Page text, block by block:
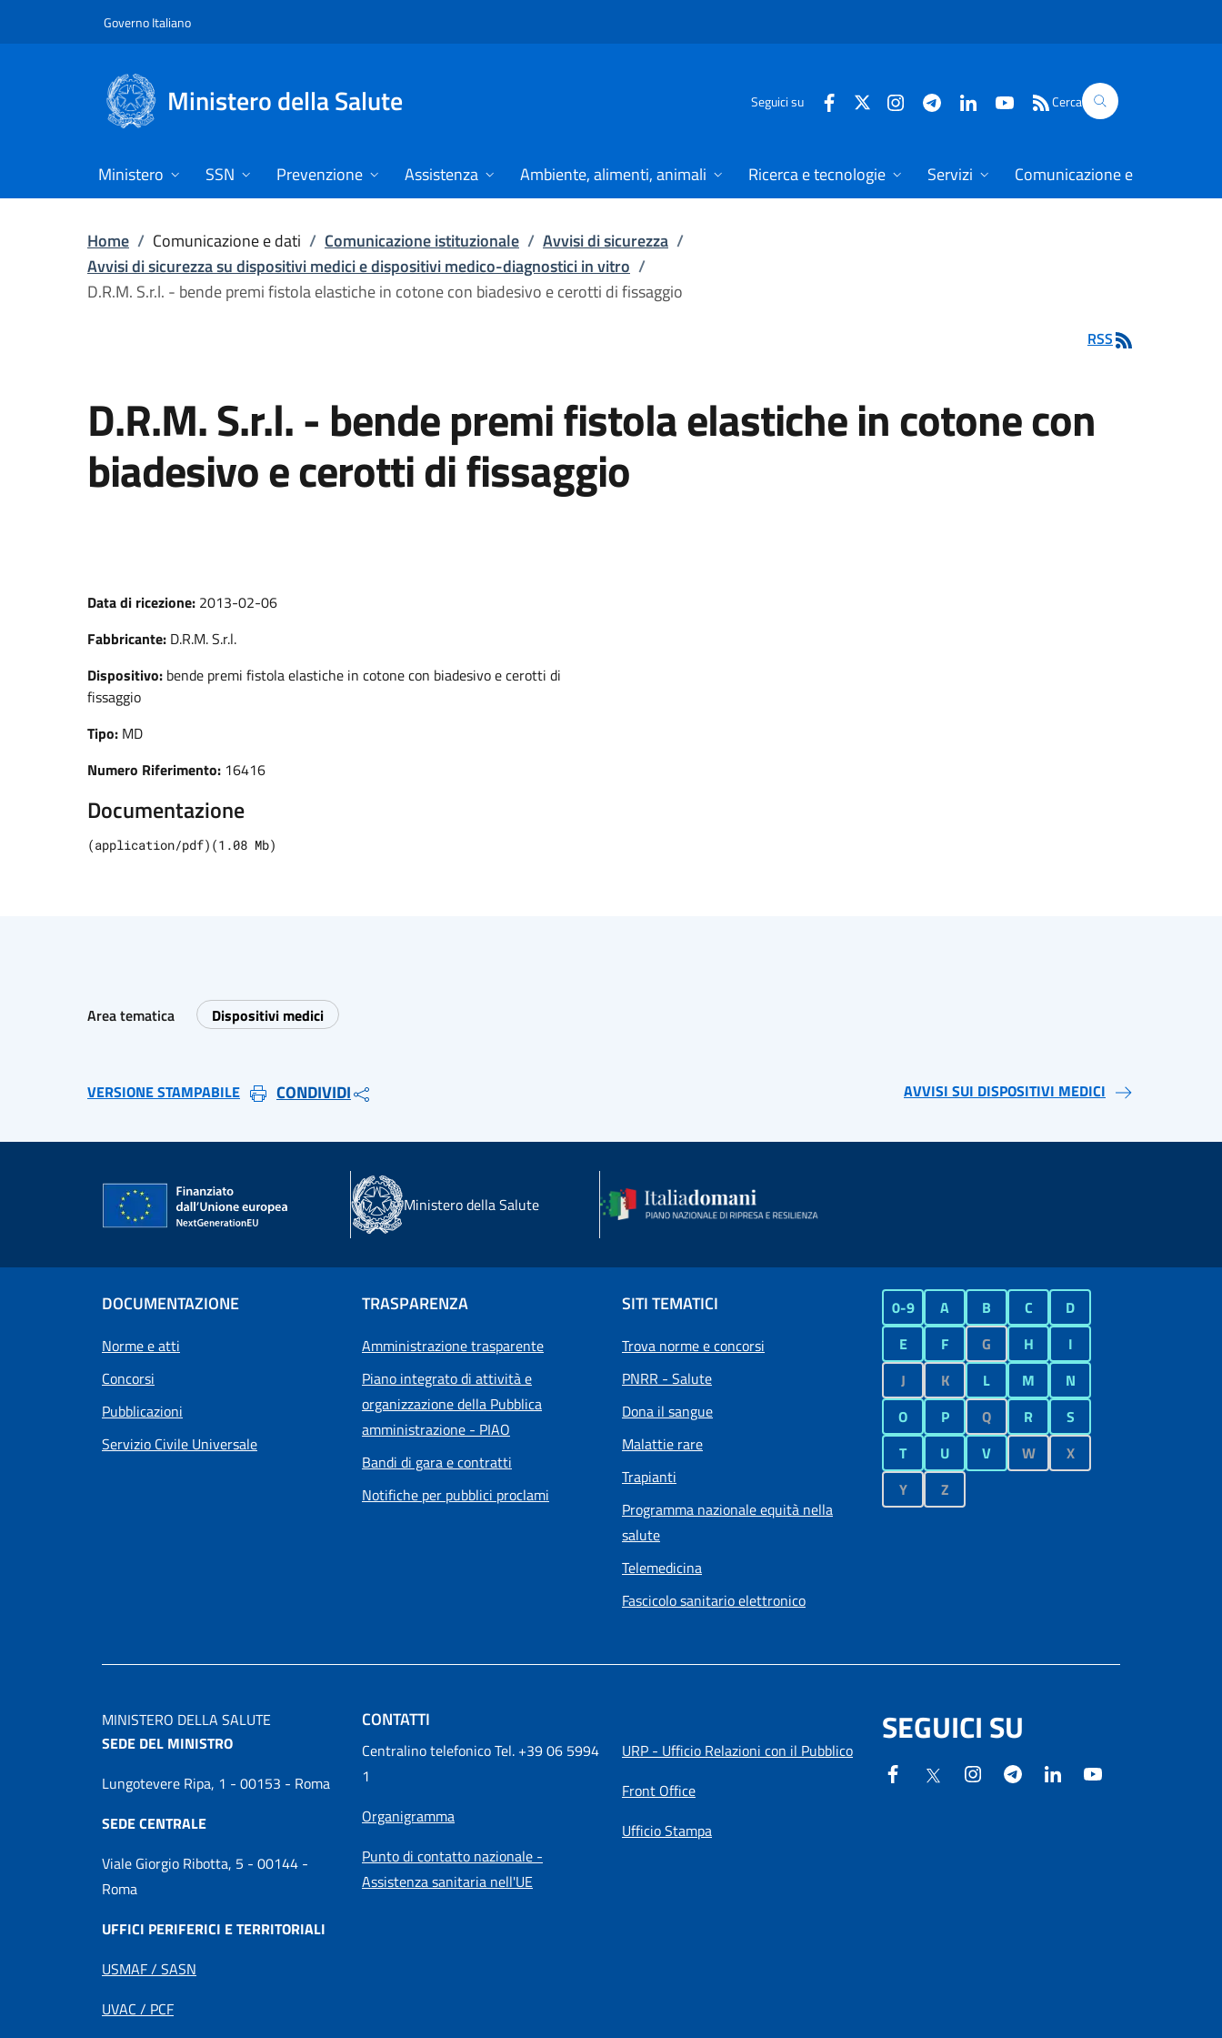
Governo Italiano
Ministero della Salute Seguici su Cerca
Ministero SSN Prevenzione Assistenza Ambiente, alimenti, animali Ricerca e tecnologie Servizi Comunicazione e dati
Home / Comunicazione e dati / Comunicazione istituzionale / Avvisi di sicurezza /
Avvisi di sicurezza su dispositivi medici e dispositivi medico-diagnostici in vitro /
D.R.M. S.r.l. - bende premi fistola elastiche in cotone con biadesivo e cerotti di fissaggio
RSS
D.R.M. S.r.l. - bende premi fistola elastiche in cotone con
biadesivo e cerotti di fissaggio
Data di ricezione: 2013-02-06
Fabbricante: D.R.M. S.r.l.
Dispositivo: bende premi fistola elastiche in cotone con biadesivo e cerotti di
fissaggio
Tipo: MD
Numero Riferimento: 16416
Documentazione
(application/pdf) (1.08 Mb)
Area tematica Dispositivi medici
VERSIONE STAMPABILE CONDIVIDI AVVISI SUI DISPOSITIVI MEDICI
Ministero della Salute
DOCUMENTAZIONE
Norme e atti
Concorsi
Pubblicazioni
Servizio Civile Universale
TRASPARENZA
Amministrazione trasparente
Piano integrato di attività e
organizzazione della Pubblica
amministrazione - PIAO
Bandi di gara e contratti
Notifiche per pubblici proclami
SITI TEMATICI
Trova norme e concorsi
PNRR - Salute
Dona il sangue
Malattie rare
Trapianti
Programma nazionale equità nella
salute
Telemedicina
Fascicolo sanitario elettronico
0-9 A B C
D
E
F G H
I
J
K L M
N
O
P Q R
S
T
U V W
X
Y
Z
MINISTERO DELLA SALUTE
SEDE DEL MINISTRO
Lungotevere Ripa, 1 - 00153 - Roma
SEDE CENTRALE
Viale Giorgio Ribotta, 5 - 00144 -
Roma
UFFICI PERIFERICI E TERRITORIALI
USMAF / SASN
UVAC / PCF
CONTATTI
Centralino telefonico Tel. +39 06 5994
1
Organigramma
Punto di contatto nazionale -
Assistenza sanitaria nell'UE
URP - Ufficio Relazioni con il Pubblico
Front Office
Ufficio Stampa
SEGUICI SU